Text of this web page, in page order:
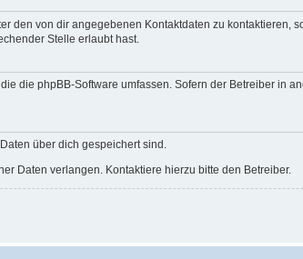
den von dir angegebenen Kontaktdaten zu
Stelle erlaubt hast.
die phpBB-Software umfassen. Sofern der Betreiber
über dich gespeichert sind.
Daten verlangen. Kontaktiere hierzu bitte den Betreiber.